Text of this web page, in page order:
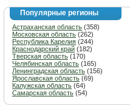
Популярные регионы
Астраханская область (358)
Московская область (262)
Республика Карелия (244)
Краснодарский край (182)
Тверская область (170)
Челябинская область (165)
Ленинградская область (156)
Ярославская область (69)
Калужская область (64)
Самарская область (54)